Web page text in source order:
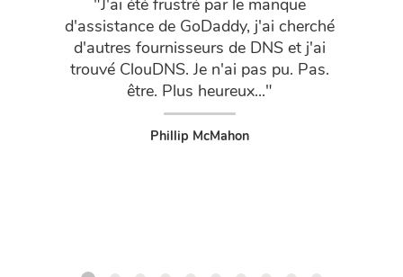
d'assistance de GoDaddy, j'ai cherché
d'autres fournisseurs de DNS et j'ai
trouvé ClouDNS. Je n'ai pas pu. Pas.
être. Plus heureux..."
Phillip McMahon